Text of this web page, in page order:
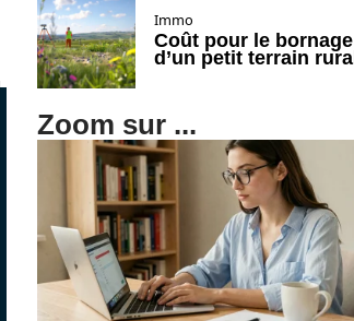
Immo
Coût pour le bornage
d’un petit terrain rural
Zoom sur ...